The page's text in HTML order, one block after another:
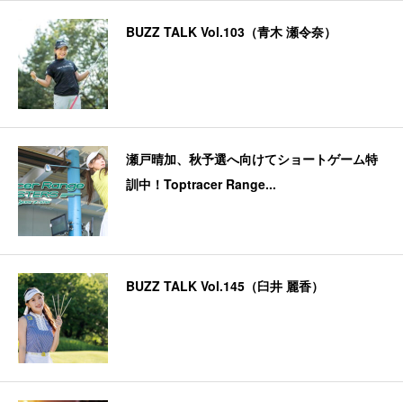
BUZZ TALK Vol.103（青木 瀬令奈）
瀬戸晴加、秋予選へ向けてショートゲーム特
訓中！Toptracer Range...
BUZZ TALK Vol.145（臼井 麗香）